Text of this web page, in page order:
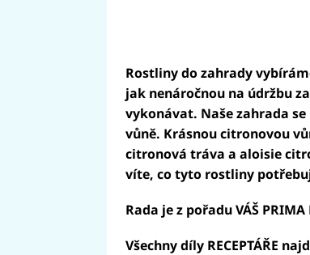
Rostliny do zahrady
jak nenáročnou na údržbu
vykonávat. Naše zahrada
vůně. Krásnou citronovou
citronová tráva a aloisie
víte, co tyto rostliny
Rada je z pořadu VÁŠ PRIMA
Všechny díly RECEPTÁŘE